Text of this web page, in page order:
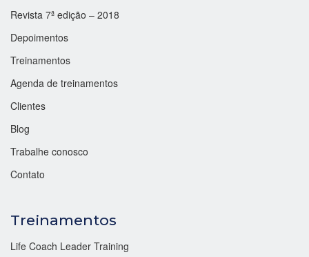
Revista 7ª edição – 2018
Depoimentos
Treinamentos
Agenda de treinamentos
Clientes
Blog
Trabalhe conosco
Contato
Treinamentos
Life Coach Leader Training